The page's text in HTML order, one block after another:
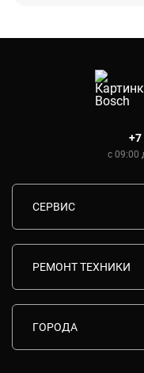
+7
с 09:00
СЕРВИС
Комплектующие
Контакты
РЕМОНТ ТЕХНИКИ
ГОРОДА